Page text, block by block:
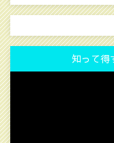
知って得
動
画
プ
レ